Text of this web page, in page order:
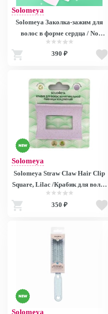
Solomeya
Solomeya Заколка-зажим для
волос в форме сердца / No
Crease Hair Clips Heart, набор
из 4 шт, ref. 230418-002
390 ₽
Solomeya
Solomeya Straw Claw Hair Clip
Square, Lilac /Крабик для волос
из натуральной пшеницы
Квадратный, цвет Лиловый
350 ₽
Solomeya